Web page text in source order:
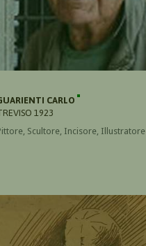
CARLO
1923
Scultore, Incisore, Illustratore